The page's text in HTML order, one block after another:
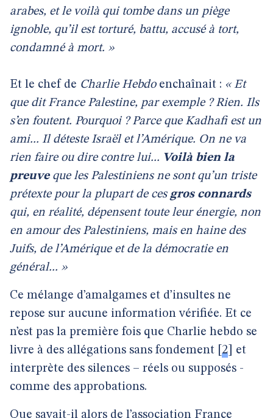
arabes, et le voilà qui tombe dans un piège
ignoble, qu’il est torturé, battu, accusé à tort,
condamné à mort. »
Et le chef de Charlie Hebdoenchaînait : « Et
que dit France Palestine, par exemple ? Rien. Ils
s’en foutent. Pourquoi ? Parce que Kadhafi est un
ami... Il déteste Israël et l’Amérique. On ne va
rien faire ou dire contre lui... Voilà bien la
preuveque les Palestiniens ne sont qu’un triste
prétexte pour la plupart de ces gros connards
qui, en réalité, dépensent toute leur énergie, non
en amour des Palestiniens, mais en haine des
Juifs, de l’Amérique et de la démocratie en
général... »
Ce mélange d’amalgames et d’insultes ne
repose sur aucune information vérifiée. Et ce
n’est pas la première fois que Charlie hebdo se
livre à des allégations sans fondement 2
et
interprète des silences – réels ou supposés -
comme des approbations.
Que savait-il alors de l’association France